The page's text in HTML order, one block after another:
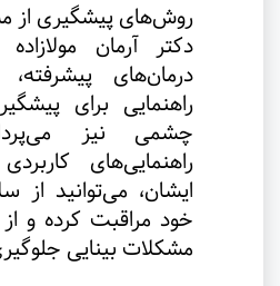
روش‌های پیشگیری
دکتر آرمان
درمان‌های
راهنمایی برای
چشمی نیز
راهنمایی‌های
ایشان، می‌توانید
خود مراقبت کرده و از
مشکلات بینایی